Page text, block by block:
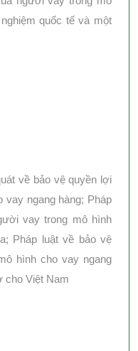
quốc tế và một
về bảo vệ quyền lợi
ngang hàng; Pháp
vay trong mô hình
Pháp luật về bảo vệ
hình cho vay ngang
cho Việt Nam